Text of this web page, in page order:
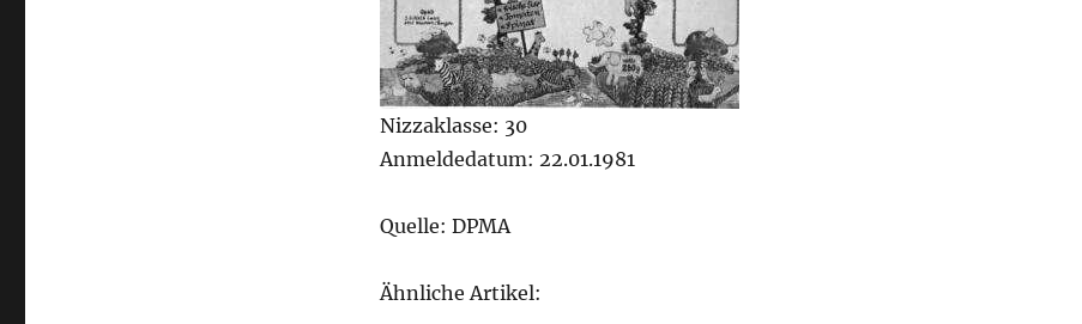
Nizzaklasse: 30
Anmeldedatum: 22.01.1981
Quelle: DPMA
Ähnliche Artikel: